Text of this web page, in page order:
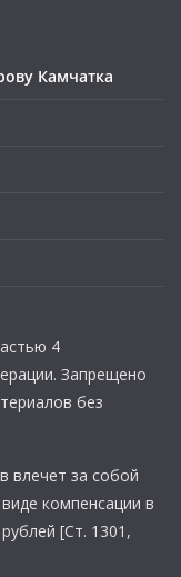
Камчатка
4
Запрещено
без
влечет за собой
компенсации в
[Ст. 1301,